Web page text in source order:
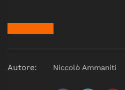
Autore: Niccolò Ammaniti